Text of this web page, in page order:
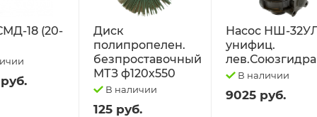
18 (20-
Диск
полипропелен.
безпроставочный
МТЗ ф120х550
В наличии
125 руб.
Насос НШ-
унифиц.
В наличии
9025 руб.